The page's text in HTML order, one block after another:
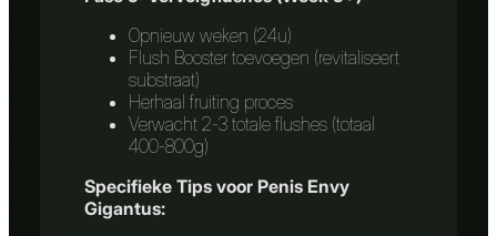
Opnieuw weken (24u)
Flush Booster toevoegen (revitaliseert
substraat)
Herhaal fruiting proces
Verwacht 2-3 totale flushes (totaal
400-800g)
Specifieke Tips voor Penis Envy
Gigantus: